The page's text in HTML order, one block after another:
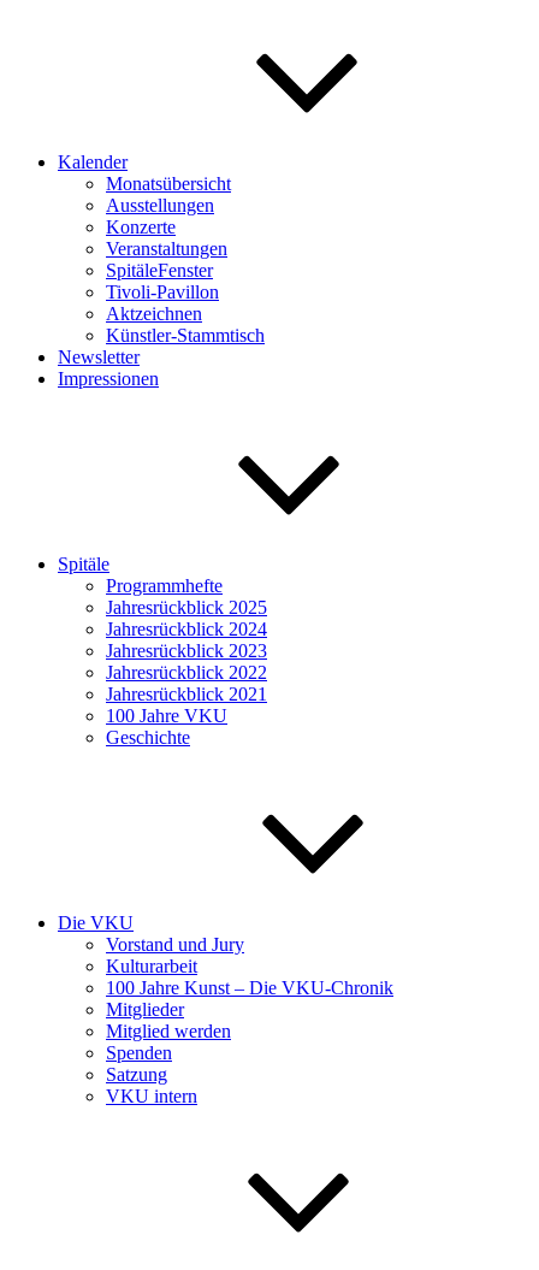
Kalender
Monatsübersicht
Ausstellungen
Konzerte
Veranstaltungen
SpitäleFenster
Tivoli-Pavillon
Aktzeichnen
Künstler-Stammtisch
Newsletter
Impressionen
Spitäle
Programmhefte
Jahresrückblick 2025
Jahresrückblick 2024
Jahresrückblick 2023
Jahresrückblick 2022
Jahresrückblick 2021
100 Jahre VKU
Geschichte
Die VKU
Vorstand und Jury
Kulturarbeit
100 Jahre Kunst – Die VKU-Chronik
Mitglieder
Mitglied werden
Spenden
Satzung
VKU intern